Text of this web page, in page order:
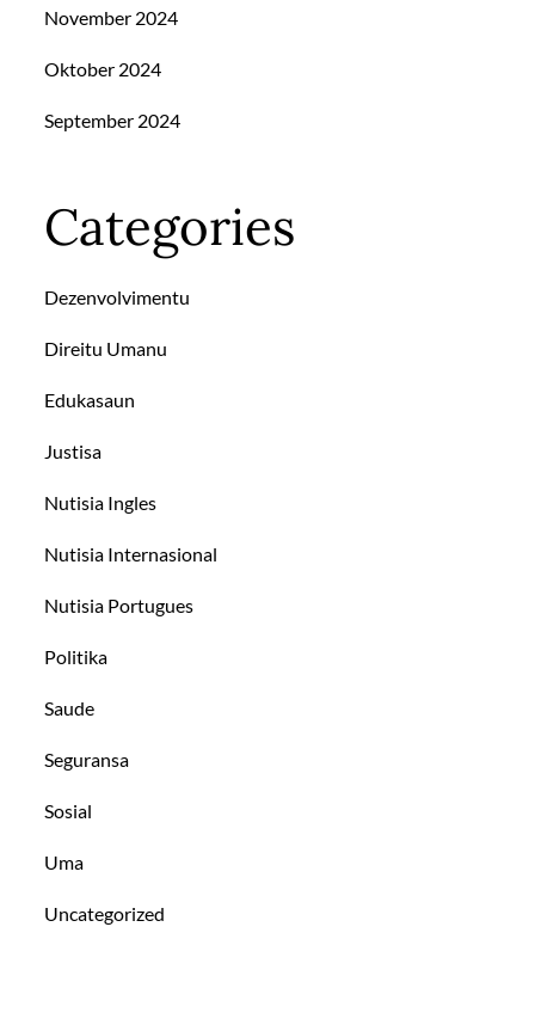
November 2024
Oktober 2024
September 2024
Categories
Dezenvolvimentu
Direitu Umanu
Edukasaun
Justisa
Nutisia Ingles
Nutisia Internasional
Nutisia Portugues
Politika
Saude
Seguransa
Sosial
Uma
Uncategorized